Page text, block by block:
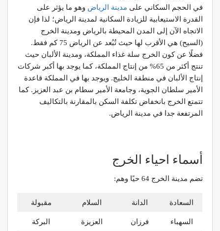
في الحجم السكاني على مدينة الرياض وهو ما يؤثر على
القدرة الاستيعابية للزيادة السكانية لمدينة الرياض؛ لذا فإن
الاتجاه الآن إلى المدن المحيطة بالرياض ومدينة الخرج
(السيح) هي الأقرب لها حيث تُبُعد عن الرياض 75 كم فقط.
فضلًا عن كون الخرج سلة غذاء المملكة، ومدينة الألبان حيث
تنتج أكثر من 65% من إنتاج المملكة، كما يوجد بها أكبر شركات
إنتاج الألبان في منطقة الخليج. ويوجد بها في المملكة قاعدة
الأمير سلطان الجوية، وجامعة الأمير سطام بن عبد العزيز. كما
تتمتع الخرج بانخفاض تكلفة السكن بالمقارنة بالتكاليف
المرتفعة جدا في مدينة الرياض.
أسماء احياء الخرج
تضم مدينة الخرج 64 حيًا وهم:
السعادة الدانة السلام مقبولة
السهباء فرزان العزيزة البركة